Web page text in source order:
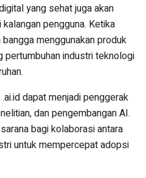
yang sehat juga akan
pengguna. Ketika
menggunakan produk
pertumbuhan industri teknologi
dapat menjadi penggerak
dan pengembangan AI.
bagi kolaborasi antara
untuk mempercepat adopsi